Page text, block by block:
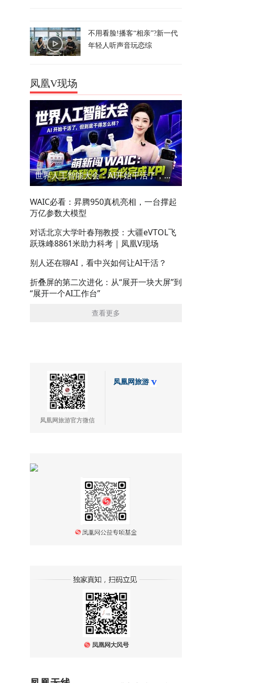
不用看脸!播客“相亲”?新一代
年轻人听声音玩恋综
凤凰V现场
世界人工智能大会：AI开始干活了，但到底干的怎么样？萌新闯WAIC
WAIC必看：昇腾950真机亮相，一台撑起
万亿参数大模型
对话北京大学叶春翔教授：大疆eVTOL飞
跃珠峰8861米助力科考｜凤凰V现场
别人还在聊AI，看中兴如何让AI干活？
折叠屏的第二次进化：从“展开一块大屏”到
“展开一个AI工作台”
查看更多
凤凰网旅游官方微信
凤凰网旅游